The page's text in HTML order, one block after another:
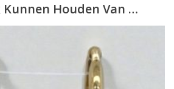
Kunnen Houden Van …